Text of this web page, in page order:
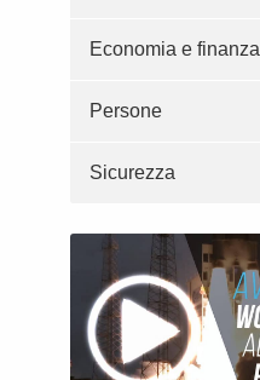
Economia e finanza
Persone
Sicurezza